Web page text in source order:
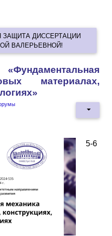
ЗАЩИТА ДИССЕРТАЦИИ
ВАЛЕРЬЕВНОЙ!
материалах,
5-6